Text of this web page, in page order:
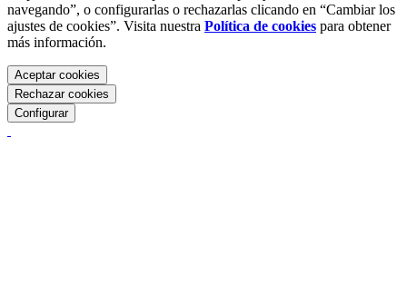
navegando”, o configurarlas o rechazarlas clicando en “Cambiar los
ajustes de cookies”. Visita nuestra Política de cookies para obtener
más información.
Aceptar cookies
Rechazar cookies
Configurar